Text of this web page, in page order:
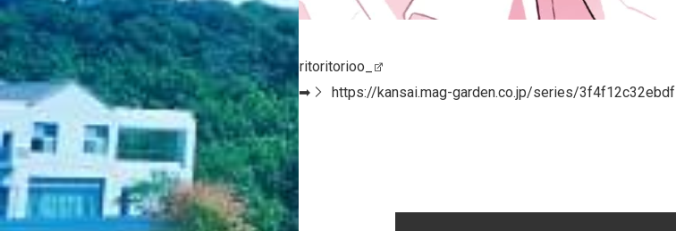
©Miwa Arika ©鳳朔/MAG Garden
鳳朔先生 Xアカウント➡
https://x.com/toritoritorioo_
毎月25日「MAGKAN」にて最新話配信中！➡
https://kansai.mag-garden.co.jp/series/3f4f12c32ebdf